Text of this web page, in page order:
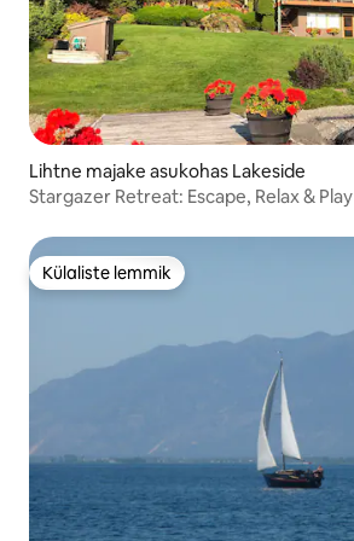
Lihtne majake asukohas Lakeside
Stargazer Retreat: Escape, Relax & Play
Külaliste lemmik
Külaliste lemmik